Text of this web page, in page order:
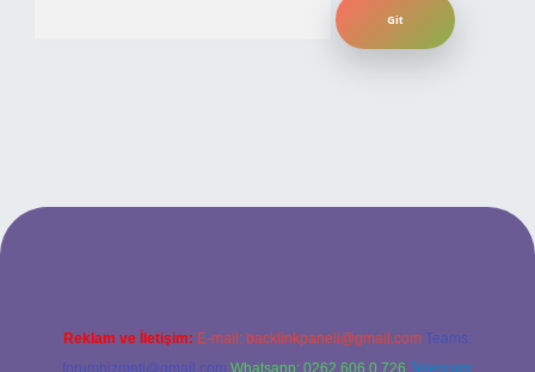
bahis sitesi
Reklam ve İletişim: E-mail: backlinkpaneli@gmail.com Teams:
forumhizmeti@gmail.com Whatsapp: 0262 606 0 726 Telegram: